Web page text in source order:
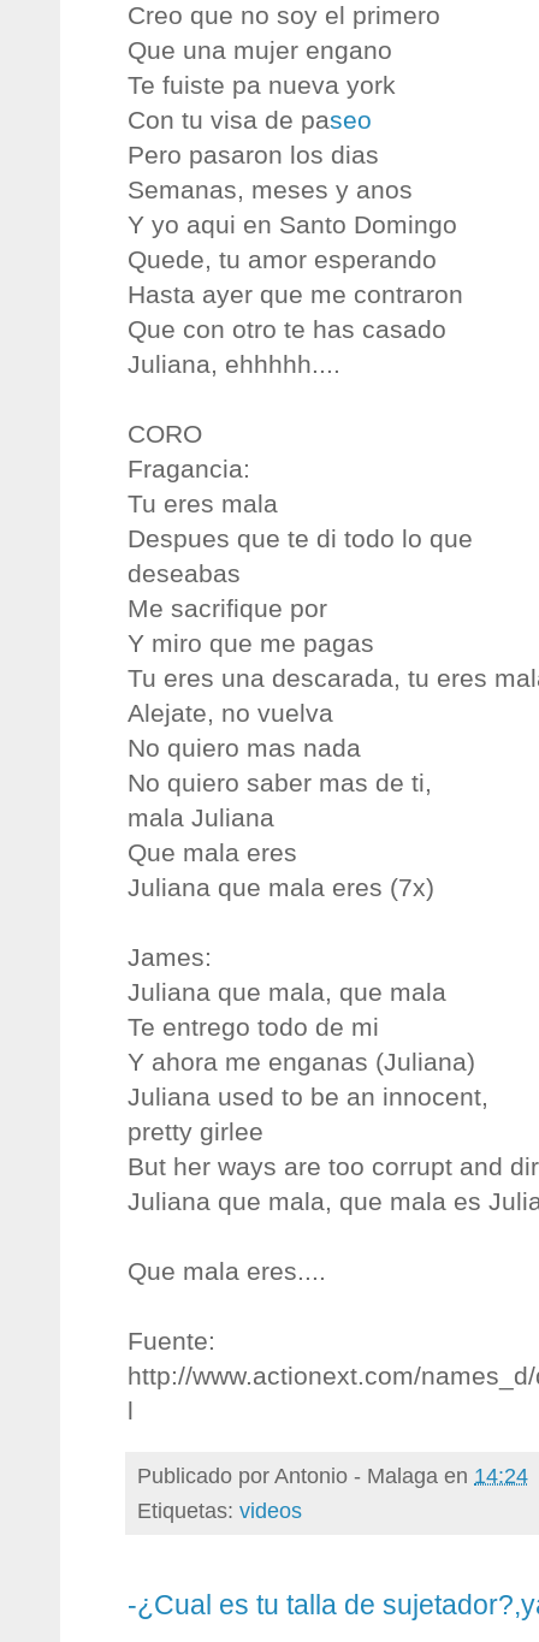
Creo que no soy el primero
Que una mujer engano
Te fuiste pa nueva york
Con tu visa de paseo
Pero pasaron los dias
Semanas, meses y anos
Y yo aqui en Santo Domingo
Quede, tu amor esperando
Hasta ayer que me contraron
Que con otro te has casado
Juliana, ehhhhh....
CORO
Fragancia:
Tu eres mala
Despues que te di todo lo que
deseabas
Me sacrifique por
Y miro que me pagas
Tu eres una descarada, tu eres
Alejate, no vuelva
No quiero mas nada
No quiero saber mas de ti,
mala Juliana
Que mala eres
Juliana que mala eres (7x)
James:
Juliana que mala, que mala
Te entrego todo de mi
Y ahora me enganas (Juliana)
Juliana used to be an innocent,
pretty girlee
But her ways are too corrupt and
Juliana que mala, que mala es
Que mala eres....
Fuente:
http://www.actionext.com/
l
Publicado porAntonio - Malaga en 14:24
Etiquetas: videos
-¿Cual es tu talla de